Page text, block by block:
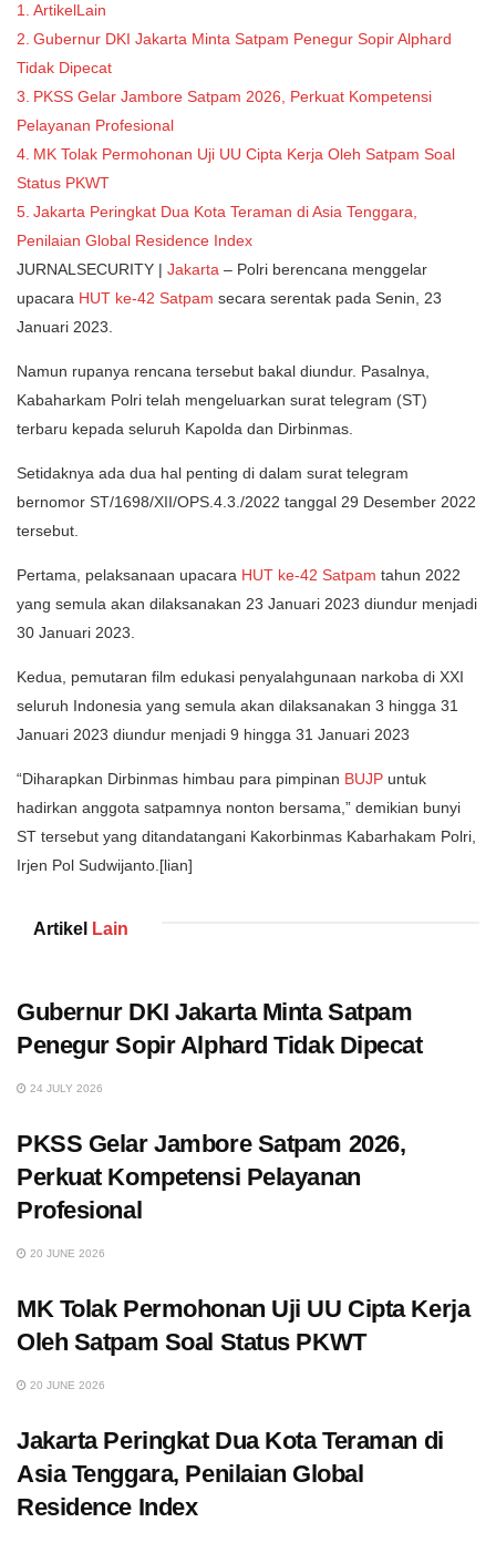
ArtikelLain
Gubernur DKI Jakarta Minta Satpam Penegur Sopir Alphard
Tidak Dipecat
PKSS Gelar Jambore Satpam 2026, Perkuat Kompetensi
Pelayanan Profesional
MK Tolak Permohonan Uji UU Cipta Kerja Oleh Satpam Soal
Status PKWT
Jakarta Peringkat Dua Kota Teraman di Asia Tenggara,
Penilaian Global Residence Index
JURNALSECURITY | Jakarta – Polri berencana menggelar
upacara HUT ke-42 Satpam secara serentak pada Senin, 23
Januari 2023.
Namun rupanya rencana tersebut bakal diundur. Pasalnya,
Kabaharkam Polri telah mengeluarkan surat telegram (ST)
terbaru kepada seluruh Kapolda dan Dirbinmas.
Setidaknya ada dua hal penting di dalam surat telegram
bernomor ST/1698/XII/OPS.4.3./2022 tanggal 29 Desember 2022
tersebut.
Pertama, pelaksanaan upacara HUT ke-42 Satpam tahun 2022
yang semula akan dilaksanakan 23 Januari 2023 diundur menjadi
30 Januari 2023.
Kedua, pemutaran film edukasi penyalahgunaan narkoba di XXI
seluruh Indonesia yang semula akan dilaksanakan 3 hingga 31
Januari 2023 diundur menjadi 9 hingga 31 Januari 2023
“Diharapkan Dirbinmas himbau para pimpinan BUJP untuk
hadirkan anggota satpamnya nonton bersama,” demikian bunyi
ST tersebut yang ditandatangani Kakorbinmas Kabarhakam Polri,
Irjen Pol Sudwijanto.[lian]
Artikel Lain
Gubernur DKI Jakarta Minta Satpam
Penegur Sopir Alphard Tidak Dipecat
24 JULY 2026
PKSS Gelar Jambore Satpam 2026,
Perkuat Kompetensi Pelayanan
Profesional
20 JUNE 2026
MK Tolak Permohonan Uji UU Cipta Kerja
Oleh Satpam Soal Status PKWT
20 JUNE 2026
Jakarta Peringkat Dua Kota Teraman di
Asia Tenggara, Penilaian Global
Residence Index